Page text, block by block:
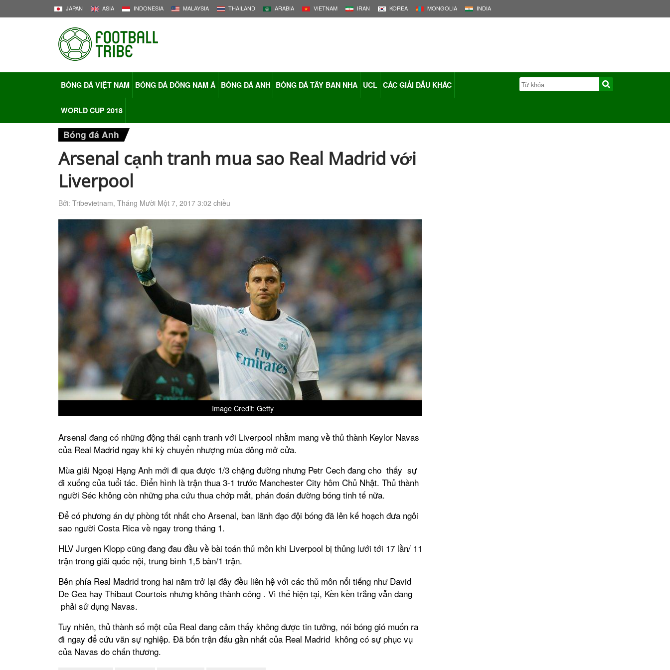
JAPAN ASIA INDONESIA MALAYSIA THAILAND ARABIA VIETNAM IRAN KOREA MONGOLIA INDIA
BÓNG ĐÁ VIỆT NAM BÓNG ĐÁ ĐÔNG NAM Á BÓNG ĐÁ ANH BÓNG ĐÁ TÂY BAN NHA UCL CÁC GIẢI ĐẤU KHÁC
WORLD CUP 2018
Bóng đá Anh
Arsenal cạnh tranh mua sao Real Madrid với
Liverpool
Bởi: Tribevietnam, Tháng Mười Một 7, 2017 3:02 chiều
Image Credit: Getty
Arsenal đang có những động thái cạnh tranh với Liverpool nhằm mang về thủ thành Keylor Navas
của Real Madrid ngay khi kỳ chuyển nhượng mùa đông mở cửa.
Mùa giải Ngoại Hạng Anh mới đi qua được 1/3 chặng đường nhưng Petr Cech đang cho thấy sự
đi xuống của tuổi tác. Điển hình là trận thua 3-1 trước Manchester City hôm Chủ Nhật. Thủ thành
người Séc không còn những pha cứu thua chớp mắt, phán đoán đường bóng tinh tế nữa.
Để có phương án dự phòng tốt nhất cho Arsenal, ban lãnh đạo đội bóng đã lên kế hoạch đưa ngôi
sao người Costa Rica về ngay trong tháng 1.
HLV Jurgen Klopp cũng đang đau đầu về bài toán thủ môn khi Liverpool bị thủng lưới tới 17 lần/ 11
trận trong giải quốc nội, trung bình 1,5 bàn/1 trận.
Bên phía Real Madrid trong hai năm trở lại đây đều liên hệ với các thủ môn nổi tiếng như David
De Gea hay Thibaut Courtois nhưng không thành công . Vì thế hiện tại, Kền kền trắng vẫn đang
phải sử dụng Navas.
Tuy nhiên, thủ thành số một của Real đang cảm thấy không được tin tưởng, nói bóng gió muốn ra
đi ngay để cứu vãn sự nghiệp. Đã bốn trận đấu gần nhất của Real Madrid không có sự phục vụ
của Navas do chấn thương.